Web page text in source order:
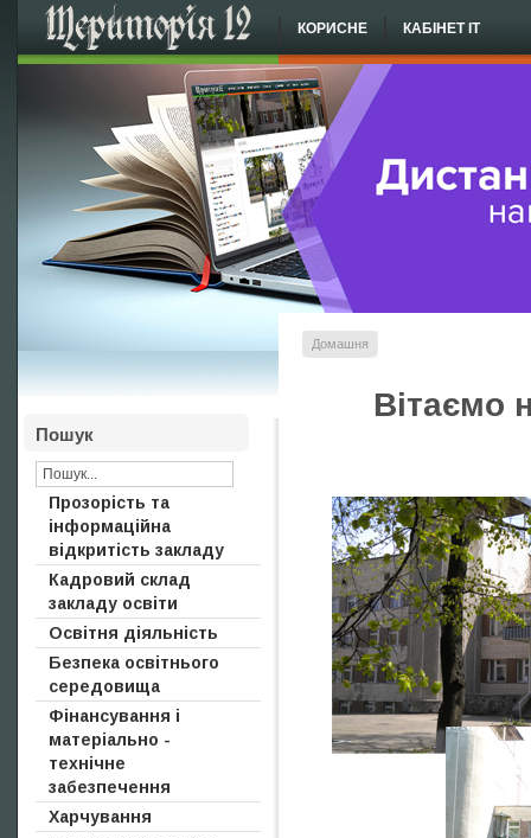
КОРИСНЕ КАБІНЕТ ІТ
Домашня
Вітаємо
Пошук
Прозорість та
інформаційна
відкритість закладу
Кадровий склад
закладу освіти
Освітня діяльність
Безпека освітнього
середовища
Фінансування і
матеріально -
технічне
забезпечення
Харчування